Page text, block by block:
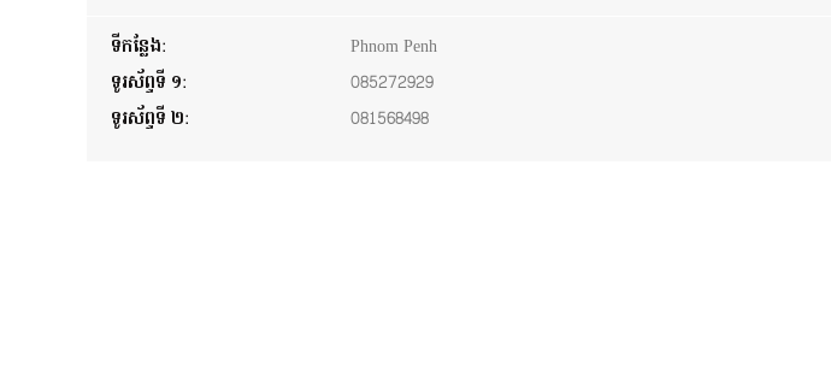
ទីកន្លែង:
Phnom Penh
ទូរស័ព្ទទី ១:
085272929
ទូរស័ព្ទទី ២:
081568498